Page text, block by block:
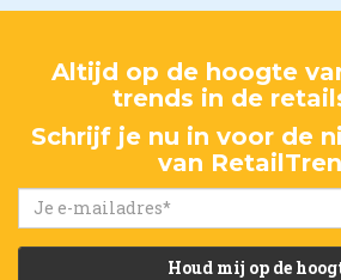
Altijd op de hoogte
trends in de
Schrijf je nu in voor de
van
Houd mij op de